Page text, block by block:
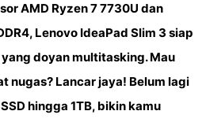
AMD Ryzen 7 7730U dan
, Lenovo IdeaPad Slim 3 siap
doyan multitasking. Mau
nugas? Lancar jaya! Belum lagi
hingga 1TB, bikin kamu